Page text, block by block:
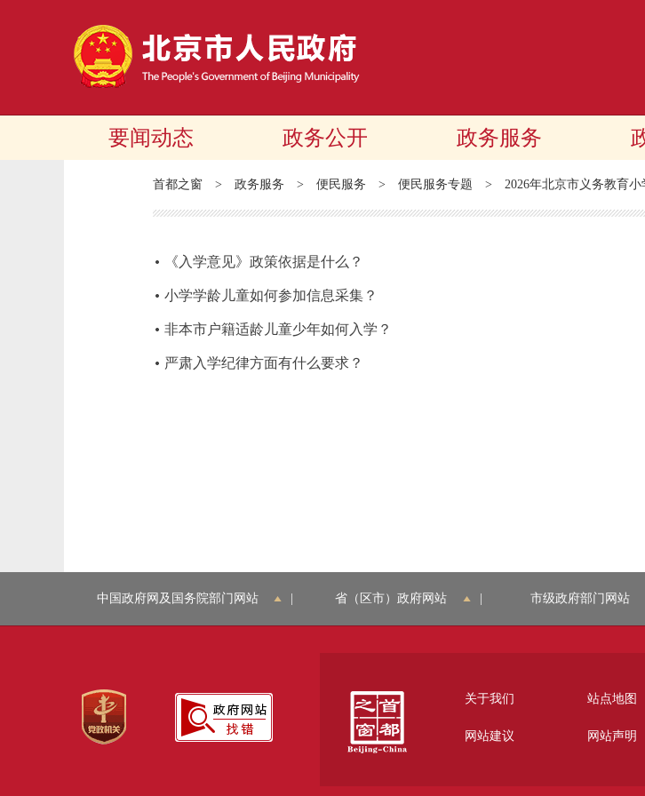
要闻动态 政务公开 政务服务
首都之窗 > 政务服务 > 便民服务 > 便民服务专题 > 2026年北京市义务教育小
《入学意见》政策依据是什么？
小学学龄儿童如何参加信息采集？
非本市户籍适龄儿童少年如何入学？
严肃入学纪律方面有什么要求？
中国政府网及国务院部门网站 省（区市）政府网站 市级政府部门网站
关于我们 站点地图
网站建议 网站声明